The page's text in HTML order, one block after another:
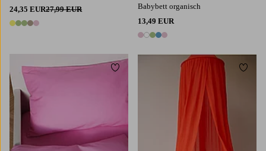
24,35 EUR27,99 EUR
5 Farben
Babybett organisch
13,49 EUR
5 Farben
Zu Favoriten hinzufügen Zu